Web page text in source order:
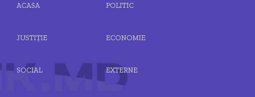
ACASA POLITIC
JUSTIȚIE ECONOMIE
SOCIAL EXTERNE